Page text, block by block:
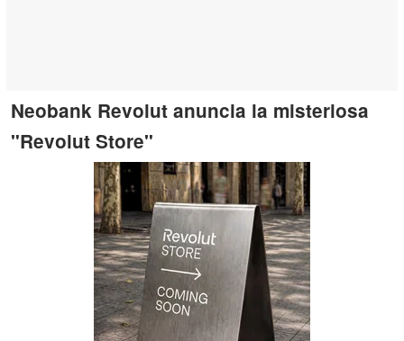
Neobank Revolut anuncia la misteriosa
"Revolut Store"